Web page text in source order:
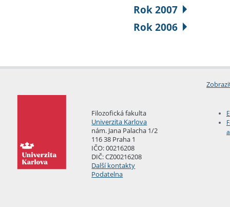
Rok 2007
Rok 2006
Filozofická fakulta
Univerzita Karlova
nám. Jana Palacha 1/2
116 38 Praha 1
IČO: 00216208
DIČ: CZ00216208
Další kontakty
Podatelna